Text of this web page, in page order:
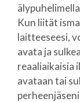
Kun liität
laitteeseesi,
avata ja
reaaliaikaisia
avataan tai